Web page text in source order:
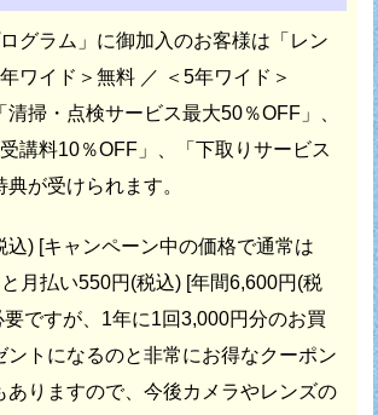
ログラム」に御加入のお客様は 「レン
ワイド＞無料 ／ ＜5年ワイド＞
「清掃・点検サービス最大50％OFF」、
講料10％OFF」、
「下取りサービス
が受けられます。
込) [キャンペーン中の価格で通常は
月払い550円(税込) [年間6,600円(税
ですが、 1年に1回3,000円分のお買
ントになるのと非常にお得なクーポン
りますので、 今後カメラやレンズの